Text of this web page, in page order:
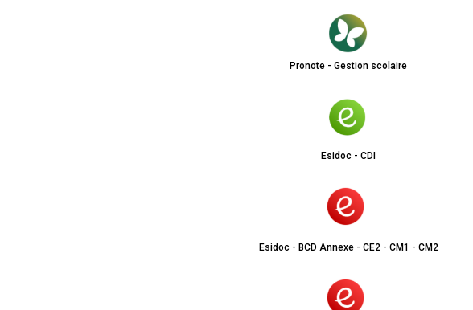
Pronote - Gestion scolaire
Esidoc - CDI
Esidoc - BCD Annexe - CE2 - CM1 - CM2